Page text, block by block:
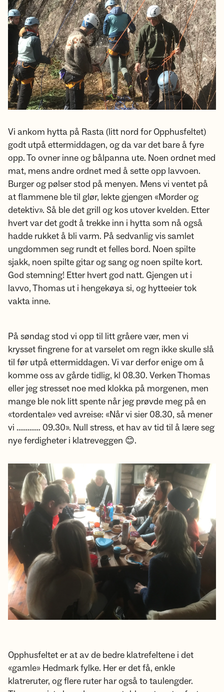
Vi ankom hytta på Rasta (litt nord for Opphusfeltet)
godt utpå ettermiddagen, og da var det bare å fyre
opp. To ovner inne og bålpanna ute. Noen ordnet med
mat, mens andre ordnet med å sette opp lavvoen.
Burger og pølser stod på menyen. Mens vi ventet på
at flammene ble til glør, lekte gjengen «Morder og
detektiv». Så ble det grill og kos utover kvelden. Etter
hvert var det godt å trekke inn i hytta som nå også
hadde rukket å bli varm. På sedvanlig vis samlet
ungdommen seg rundt et felles bord. Noen spilte
sjakk, noen spilte gitar og sang og noen spilte kort.
God stemning! Etter hvert god natt. Gjengen ut i
lavvo, Thomas ut i hengekøya si, og hytteeier tok
vakta inne.
På søndag stod vi opp til litt gråere vær, men vi
krysset fingrene for at varselet om regn ikke skulle slå
til før utpå ettermiddagen. Vi var derfor enige om å
komme oss av gårde tidlig, kl 08.30. Verken Thomas
eller jeg stresset noe med klokka på morgenen, men
mange ble nok litt spente når jeg prøvde meg på en
«tordentale» ved avreise: «Når vi sier 08.30, så mener
vi …………. 09.30». Null stress, et hav av tid til å lære seg
nye ferdigheter i klatreveggen 😊.
Opphusfeltet er at av de bedre klatrefeltene i det
«gamle» Hedmark fylke. Her er det få, enkle
klatreruter, og flere ruter har også to taulengder.